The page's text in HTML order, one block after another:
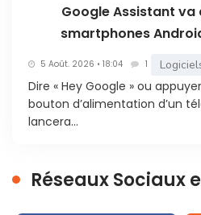
Google Assistant
smartphones
5 Août. 2026 • 18:04 1
Dire « Hey Google » ou
bouton d’alimentation d’un
lancera...
Réseaux Sociaux